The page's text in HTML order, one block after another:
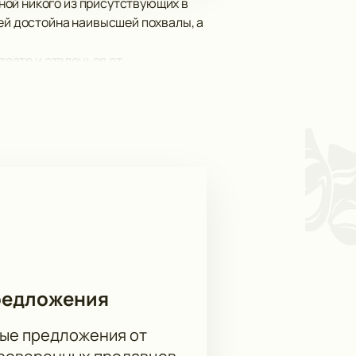
достойна наивысшей похвалы, а
и отвлечься от
позитива и положительных
предложения от